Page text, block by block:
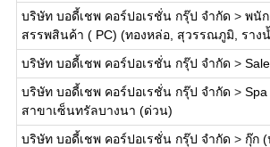
บริษัท บอดี้เชพ คอร์ปอเรชั่น กรุ๊ป จำกัด > พนัก
สรรพสินค้า ( PC) (ทองหล่อ, สุวรรณภูมิ, ราง
บริษัท บอดี้เชพ คอร์ปอเรชั่น กรุ๊ป จำกัด >
บริษัท บอดี้เชพ คอร์ปอเรชั่น กรุ๊ป จำกัด >
สาขาเซ็นทรัลบางนา (ด่วน)
บริษัท บอดี้เชพ คอร์ปอเรชั่น กรุ๊ป จำกัด > กุ๊ก